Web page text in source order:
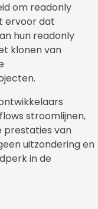
om readonly
ervoor dat
hun readonly
klonen van
stroomlijnen,
prestaties van
uitzondering en
in de